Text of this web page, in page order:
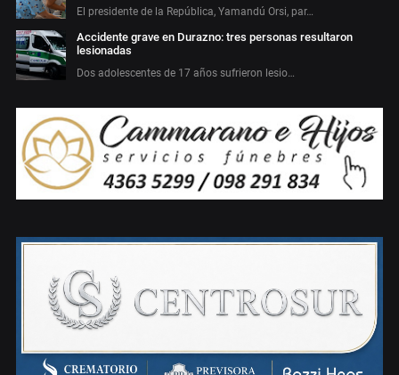
El presidente de la República, Yamandú Orsi, par…
Accidente grave en Durazno: tres personas resultaron
lesionadas
Dos adolescentes de 17 años sufrieron lesio…